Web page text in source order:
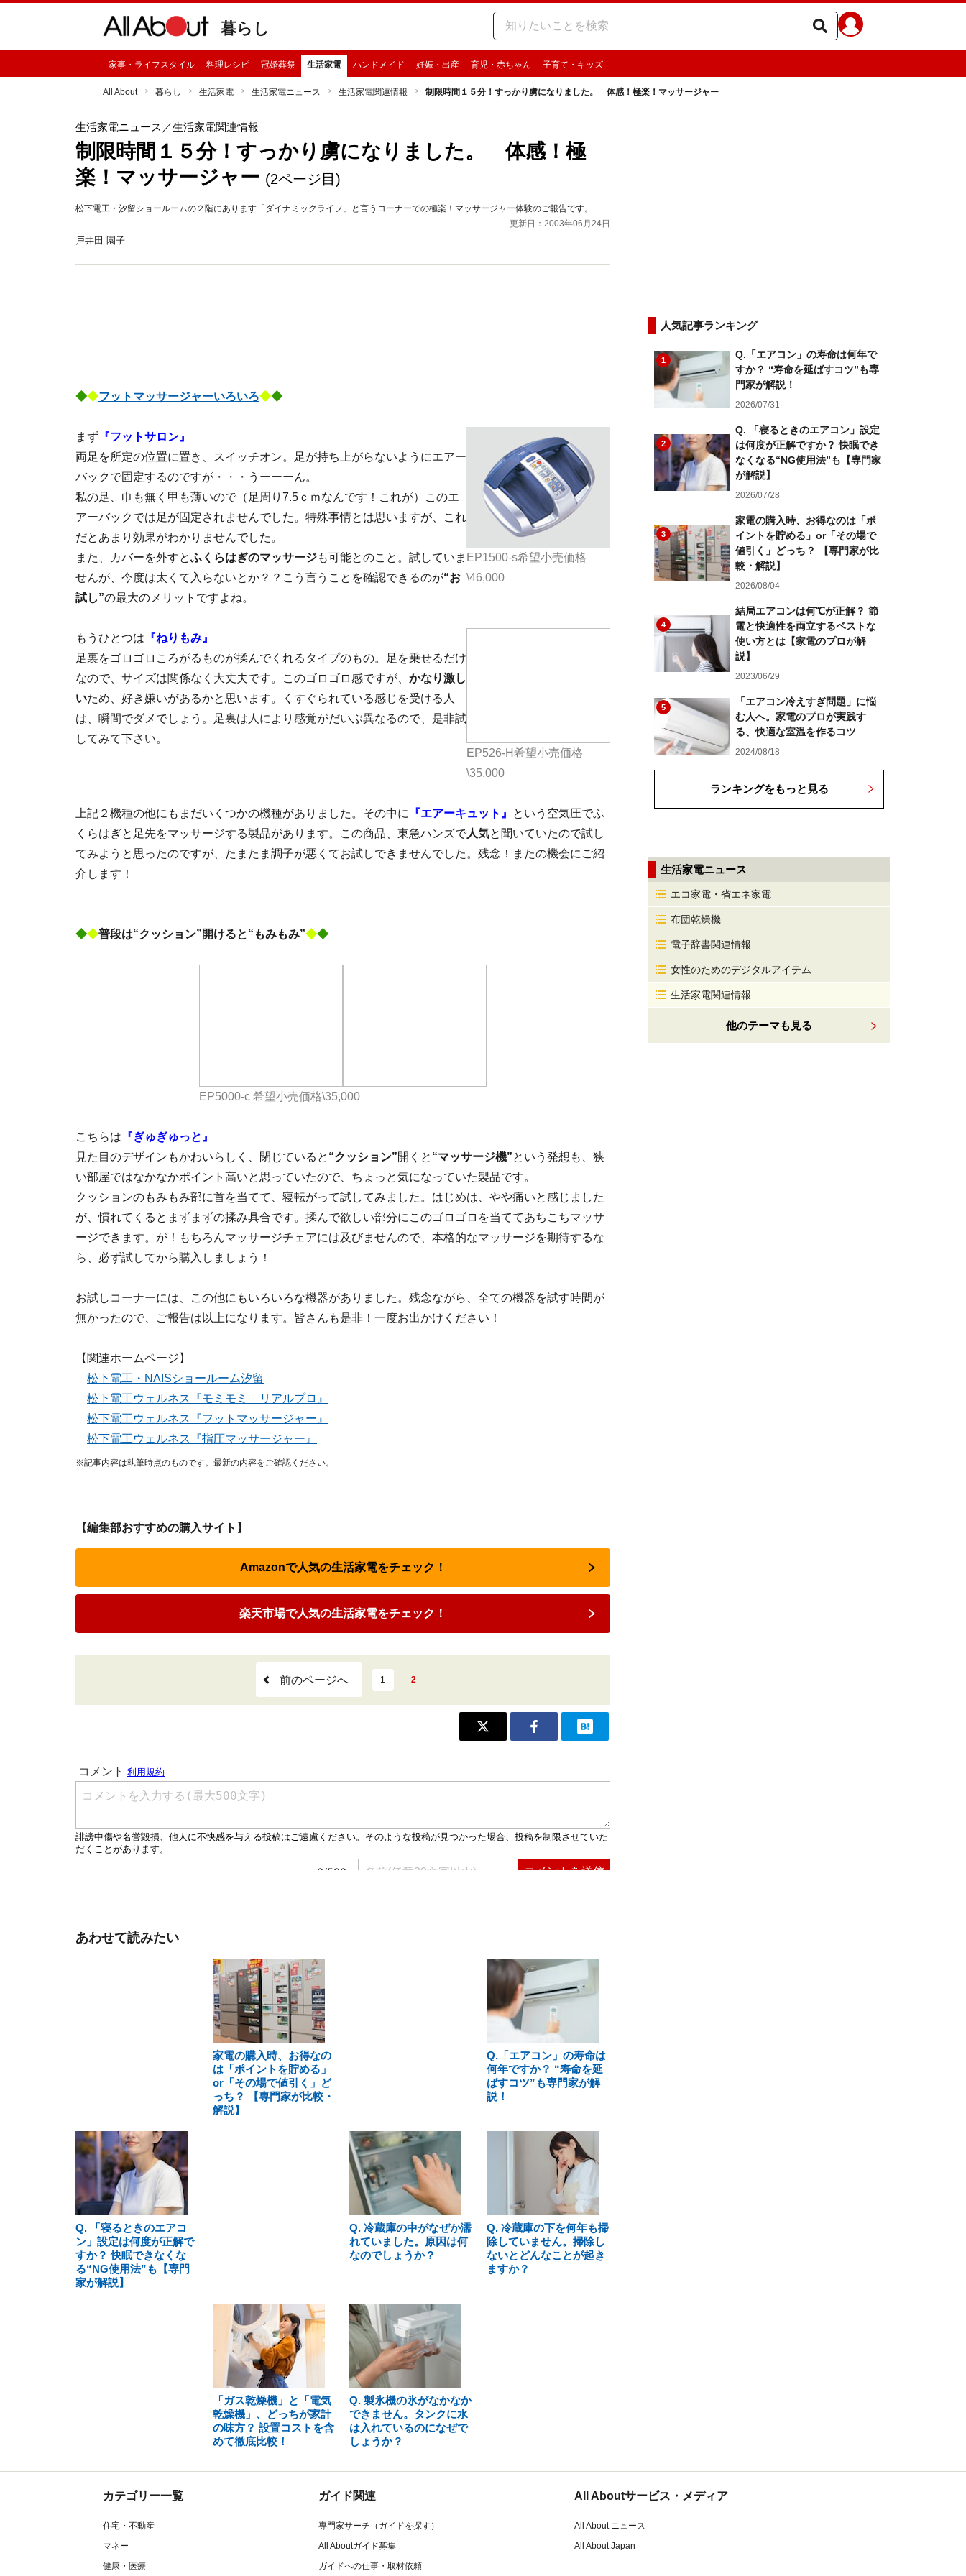
暮らし
家事・ライフスタイル 料理レシピ 冠婚葬祭 生活家電 ハンドメイド 妊娠・出産 育児・赤ちゃん 子育て・キッズ
All About 暮らし 生活家電 生活家電ニュース 生活家電関連情報 制限時間１５分！すっかり虜になりました。 体感！極楽！マッサージャー
生活家電ニュース ／生活家電関連情報
制限時間１５分！すっかり虜になりました。 体感！極
楽！マッサージャー (2ページ目)
松下電工・汐留ショールームの２階にあります「ダイナミックライフ」と言うコーナーでの極楽！マッサージャー体験のご報告です。
更新日：2003年06月24日
戸井田 園子
◆◆フットマッサージャーいろいろ◆◆
EP1500-s希望小売価格
\46,000
まず 『フットサロン』
両足を所定の位置に置き、スイッチオン。足が持ち上がらないようにエアー
バックで固定するのですが・・・うーーーん。
私の足、巾も無く甲も薄いので（足周り7.5ｃｍなんです！これが）このエ
アーバックでは足が固定されませんでした。特殊事情とは思いますが、これ
だとあまり効果がわかりませんでした。
また、カバーを外すとふくらはぎのマッサージも可能とのこと。試していま
せんが、今度は太くて入らないとか？？こう言うことを確認できるのが“お
試し”の最大のメリットですよね。
EP526-H希望小売価格
\35,000
もうひとつは 『ねりもみ』
足裏をゴロゴロころがるものが揉んでくれるタイプのもの。足を乗せるだけ
なので、サイズは関係なく大丈夫です。このゴロゴロ感ですが、 かなり激し
いため、好き嫌いがあるかと思います。くすぐられている感じを受ける人
は、瞬間でダメでしょう。足裏は人により感覚がだいぶ異なるので、是非試
してみて下さい。
上記２機種の他にもまだいくつかの機種がありました。その中に 『エアーキュット』
という空気圧でふ
くらはぎと足先をマッサージする製品があります。この商品、東急ハンズで人気と聞いていたので試し
てみようと思ったのですが、たまたま調子が悪くてお試しできませんでした。残念！またの機会にご紹
介します！
◆◆普段は“クッション”開けると“もみもみ”◆◆
EP5000-c 希望小売価格\35,000
こちらは 『ぎゅぎゅっと』
見た目のデザインもかわいらしく、閉じていると “クッション”開くと “マッサージ機”という発想も、狭
い部屋ではなかなかポイント高いと思っていたので、ちょっと気になっていた製品です。
クッションのもみもみ部に首を当てて、寝転がって試してみました。はじめは、やや痛いと感じました
が、慣れてくるとまずまずの揉み具合です。揉んで欲しい部分にこのゴロゴロを当ててあちこちマッサ
ージできます。が！もちろんマッサージチェアには及びませんので、本格的なマッサージを期待するな
ら、必ず試してから購入しましょう！
お試しコーナーには、この他にもいろいろな機器がありました。残念ながら、全ての機器を試す時間が
無かったので、ご報告は以上になります。皆さんも是非！一度お出かけください！
【関連ホームページ】
松下電工・NAISショールーム汐留
松下電工ウェルネス『モミモミ リアルプロ』
松下電工ウェルネス『フットマッサージャー』
松下電工ウェルネス『指圧マッサージャー』
※記事内容は執筆時点のものです。最新の内容をご確認ください。
【編集部おすすめの購入サイト】
Amazonで人気の生活家電をチェック！
楽天市場で人気の生活家電をチェック！
前のページへ 1 2
あわせて読みたい
家電の購入時、お得なの
は「ポイントを貯める」
or「その場で値引く」ど
っち？ 【専門家が比較・
解説】
Q.「エアコン」の寿命は
何年ですか？ “寿命を延
ばすコツ”も専門家が解
説！
Q. 「寝るときのエアコ
ン」設定は何度が正解で
すか？ 快眠できなくな
る“NG使用法”も【専門
家が解説】
Q. 冷蔵庫の中がなぜか濡
れていました。原因は何
なのでしょうか？
Q. 冷蔵庫の下を何年も掃
除していません。掃除し
ないとどんなことが起き
ますか？
「ガス乾燥機」と「電気
乾燥機」、どっちが家計
の味方？ 設置コストを含
めて徹底比較！
Q. 製氷機の氷がなかなか
できません。タンクに水
は入れているのになぜで
しょうか？
人気記事ランキング
1
Q.「エアコン」の寿命は何年で
すか？ “寿命を延ばすコツ”も専
門家が解説！
2026/07/31
2
Q. 「寝るときのエアコン」設定
は何度が正解ですか？ 快眠でき
なくなる“NG使用法”も【専門家
が解説】
2026/07/28
3
家電の購入時、お得なのは「ポ
イントを貯める」or「その場で
値引く」どっち？ 【専門家が比
較・解説】
2026/08/04
4
結局エアコンは何℃が正解？ 節
電と快適性を両立するベストな
使い方とは【家電のプロが解
説】
2023/06/29
5
「エアコン冷えすぎ問題」に悩
む人へ。家電のプロが実践す
る、快適な室温を作るコツ
2024/08/18
ランキングをもっと見る
生活家電ニュース
エコ家電・省エネ家電
布団乾燥機
電子辞書関連情報
女性のためのデジタルアイテム
生活家電関連情報
他のテーマも見る
カテゴリー一覧
住宅・不動産
マネー
健康・医療
ガイド関連
専門家サーチ（ガイドを探す）
All Aboutガイド募集
ガイドへの仕事・取材依頼
All Aboutサービス・メディア
All About ニュース
All About Japan